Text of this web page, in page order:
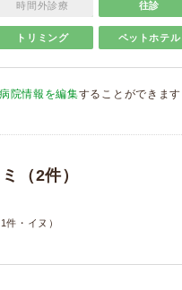
時間外診療 往診
トリミング ペットホテル
病院情報を編集することができます
（2件）
件・イヌ）